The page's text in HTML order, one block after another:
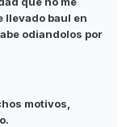
llevado baul en
odiandolos por
motivos,